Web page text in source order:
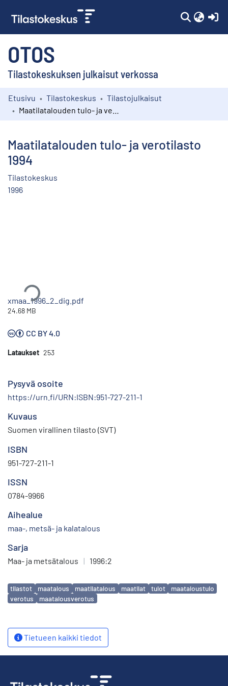
OTOS
Tilastokeskuksen julkaisut verkossa
Kokoelmat
Etusivu Tilastokeskus
Tilastojulkaisut
Maatilatalouden tulo- ja verotilasto
1994
Tilastokeskus
1996
xmaa_1996_2_dig.pdf
24.68 MB
CC BY 4.0
Lataukset 253
Pysyvä osoite
https://urn.fi/URN:ISBN:951-727-211-1
Kuvaus
Suomen virallinen tilasto (SVT)
ISBN
951-727-211-1
ISSN
0784-9966
Aihealue
maa-, metsä- ja kalatalous
Sarja
Maa- ja metsätalous | 1996:2
Avainsanat
tilastot maatalous maatilatalous maatilat tulot
maataloustulo
verotus
maatalousverotus
Tietueen kaikki tiedot